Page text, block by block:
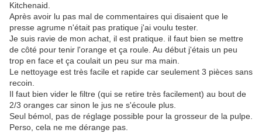
Kitchenaid.
Après avoir lu pas mal de commentaires qui disaient que le
presse agrume n'était pas pratique j'ai voulu tester.
Je suis ravie de mon achat, il est pratique. il faut bien se mettre
de côté pour tenir l'orange et ça roule. Au début j'étais un peu
trop en face et ça coulait un peu sur ma main.
Le nettoyage est très facile et rapide car seulement 3 pièces sans
recoin.
Il faut bien vider le filtre (qui se retire très facilement) au bout de
2/3 oranges car sinon le jus ne s'écoule plus.
Seul bémol, pas de réglage possible pour la grosseur de la pulpe.
Perso, cela ne me dérange pas.